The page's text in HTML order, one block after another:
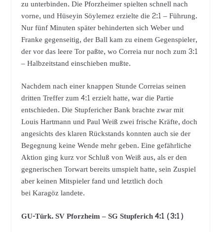
zu unterbinden. Die Pforzheimer spielten schnell nach
vorne, und Hüseyin Söylemez erzielte die 2:1 – Führung.
Nur fünf Minuten später behinderten sich Weber und
Franke gegenseitig, der Ball kam zu einem Gegenspieler,
der vor das leere Tor paßte, wo Correia nur noch zum 3:1
– Halbzeitstand einschieben mußte.
Nachdem nach einer knappen Stunde Correias seinen
dritten Treffer zum 4:1 erzielt hatte, war die Partie
entschieden. Die Stupfericher Bank brachte zwar mit
Louis Hartmann und Paul Weiß zwei frische Kräfte, doch
angesichts des klaren Rückstands konnten auch sie der
Begegnung keine Wende mehr geben. Eine gefährliche
Aktion ging kurz vor Schluß von Weiß aus, als er den
gegnerischen Torwart bereits umspielt hatte, sein Zuspiel
aber keinen Mitspieler fand und letztlich doch
bei Karagöz landete.
GU-Türk. SV Pforzheim–SGStupferich​​4:1(3:1)